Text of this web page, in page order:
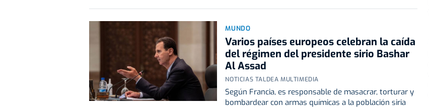
MUNDO
Varios países europeos celebran la caída
del régimen del presidente sirio Bashar
Al Assad
NOTICIAS TALDEA MULTIMEDIA
Según Francia, es responsable de masacrar, torturar y
bombardear con armas químicas a la población siria